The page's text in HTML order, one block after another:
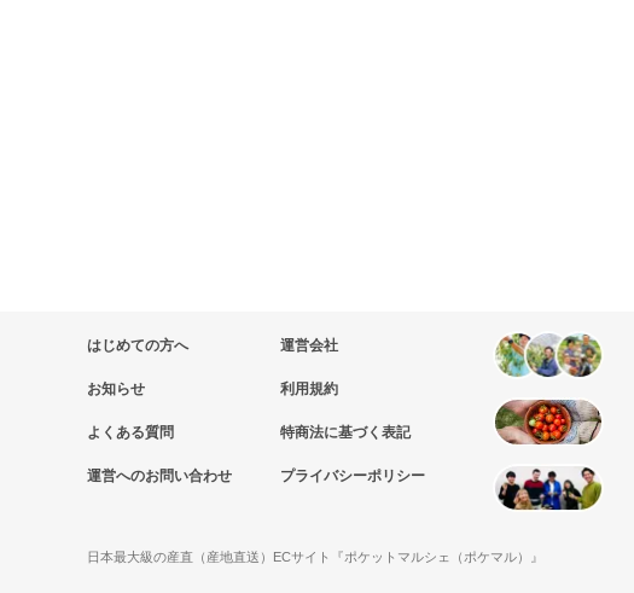
はじめての方へ
お知らせ
よくある質問
運営へのお問い合わせ
運営会社
利用規約
特商法に基づく表記
プライバシーポリシー
日本最大級の産直（産地直送）ECサイト『ポケットマルシェ（ポケマル）』